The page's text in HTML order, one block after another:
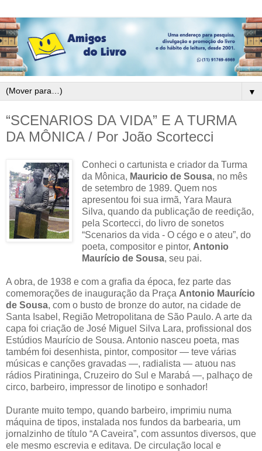
▼
“SCENARIOS DA VIDA” E A TURMA
DA MÔNICA / Por João Scortecci
Conheci o cartunista e criador da Turma
da Mônica, Mauricio de Sousa, no mês
de setembro de 1989. Quem nos
apresentou foi sua irmã, Yara Maura
Silva, quando da publicação de reedição,
pela Scortecci, do livro de sonetos
“Scenarios da vida - O cégo e o ateu”, do
poeta, compositor e pintor, Antonio
Maurício de Sousa, seu pai.
A obra, de 1938 e com a grafia da época, fez parte das
comemorações de inauguração da Praça Antonio Maurício
de Sousa, com o busto de bronze do autor, na cidade de
Santa Isabel, Região Metropolitana de São Paulo. A arte da
capa foi criação de José Miguel Silva Lara, profissional dos
Estúdios Maurício de Sousa. Antonio nasceu poeta, mas
também foi desenhista, pintor, compositor — teve várias
músicas e canções gravadas —, radialista — atuou nas
rádios Piratininga, Cruzeiro do Sul e Marabá —, palhaço de
circo, barbeiro, impressor de linotipo e sonhador!
Durante muito tempo, quando barbeiro, imprimiu numa
máquina de tipos, instalada nos fundos da barbearia, um
jornalzinho de título “A Caveira”, com assuntos diversos, que
ele mesmo escrevia e editava. De circulação local e